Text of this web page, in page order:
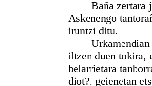
Baña zertara
Askenengo
iruntzi ditu.
Urkamendian
iltzen duen tokira,
belarrietara
diot?, geienetan